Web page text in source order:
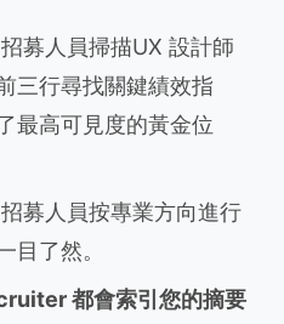
招募人員掃描UX 設計師
三行尋找關鍵績效指
最高可見度的黃金位
招募人員按專業方向進行
了然。
都會索引您的摘要